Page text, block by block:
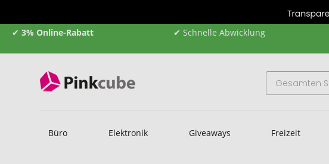
✔ 3% Online-Rabatt ✔ Schnelle Abwicklung
Büro Elektronik Giveaways Freizeit